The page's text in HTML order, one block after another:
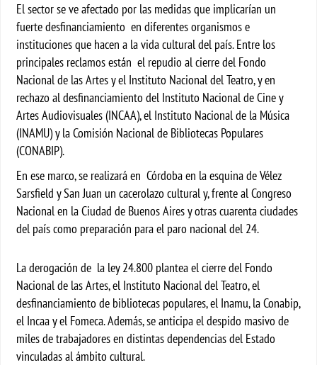
El sector se ve afectado por las medidas que implicarían un
fuerte desfinanciamiento en diferentes organismos e
instituciones que hacen a la vida cultural del país. Entre los
principales reclamos están el repudio al cierre del Fondo
Nacional de las Artes y el Instituto Nacional del Teatro, y en
rechazo al desfinanciamiento del Instituto Nacional de Cine y
Artes Audiovisuales (INCAA), el Instituto Nacional de la Música
(INAMU) y la Comisión Nacional de Bibliotecas Populares
(CONABIP).
En ese marco, se realizará en Córdoba en la esquina de Vélez
Sarsfield y San Juan un cacerolazo cultural y, frente al Congreso
Nacional en la Ciudad de Buenos Aires y otras cuarenta ciudades
del país como preparación para el paro nacional del 24.
La derogación de la ley 24.800 plantea el cierre del Fondo
Nacional de las Artes, el Instituto Nacional del Teatro, el
desfinanciamiento de bibliotecas populares, el Inamu, la Conabip,
el Incaa y el Fomeca. Además, se anticipa el despido masivo de
miles de trabajadores en distintas dependencias del Estado
vinculadas al ámbito cultural.